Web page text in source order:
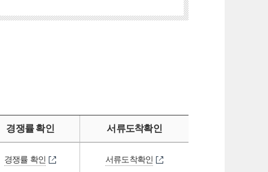
경쟁률 확인 서류도착확인
경쟁률 확인 서류도착확인